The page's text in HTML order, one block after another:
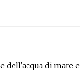
dell'acqua di mare e